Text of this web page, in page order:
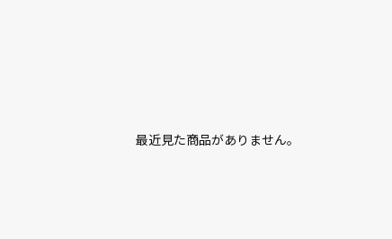
最近見た商品がありません。